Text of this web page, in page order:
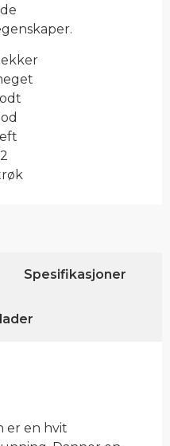
Spesifikasjoner
er en hvit